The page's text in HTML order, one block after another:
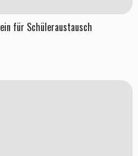
für Schü­ler­aus­tausch